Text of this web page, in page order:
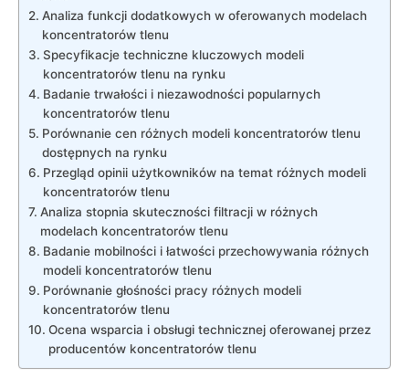
Analiza funkcji dodatkowych w oferowanych modelach
koncentratorów tlenu
Specyfikacje techniczne kluczowych modeli
koncentratorów tlenu na rynku
Badanie trwałości i niezawodności popularnych
koncentratorów tlenu
Porównanie cen różnych modeli koncentratorów tlenu
dostępnych na rynku
Przegląd opinii użytkowników na temat różnych modeli
koncentratorów tlenu
Analiza stopnia skuteczności filtracji w różnych
modelach koncentratorów tlenu
Badanie mobilności i łatwości przechowywania różnych
modeli koncentratorów tlenu
Porównanie głośności pracy różnych modeli
koncentratorów tlenu
Ocena wsparcia i obsługi technicznej oferowanej przez
producentów koncentratorów tlenu